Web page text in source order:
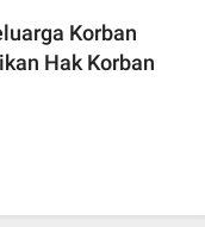
Korban
Hak Korban